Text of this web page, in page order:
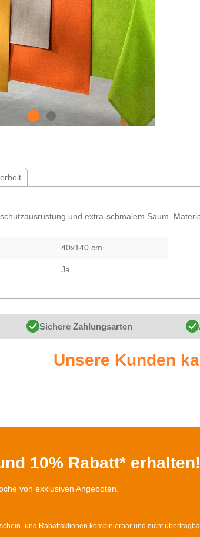
und extra-schmalem Saum.
40x140 cm
Ja
Sichere Zahlungsarten
Unsere Kunden
10% Rabatt* erhalten!
von exklusiven Angeboten.
und Rabattaktionen kombinierbar und nicht